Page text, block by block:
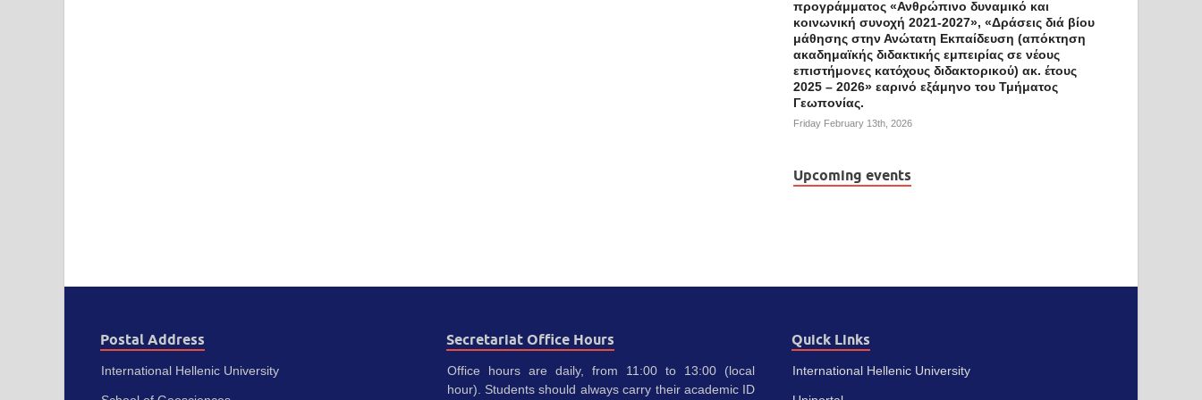
προγράμματος «Ανθρώπινο δυναμικό και
κοινωνική συνοχή 2021-2027», «Δράσεις διά βίου
μάθησης στην Ανώτατη Εκπαίδευση (απόκτηση
ακαδημαϊκής διδακτικής εμπειρίας σε νέους
επιστήμονες κατόχους διδακτορικού) ακ. έτους
2025 – 2026» εαρινό εξάμηνο του Τμήματος
Γεωπονίας.
Friday February 13th, 2026
Upcoming events
Postal Address
International Hellenic University
Secretariat Office Hours
Office hours are daily, from 11:00 to 13:00 (local
hour). Students should always carry their academic ID
Quick Links
International Hellenic University